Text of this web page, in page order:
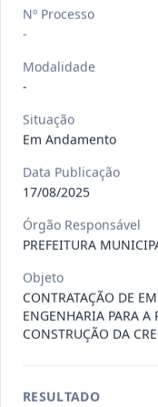
Data:13/07/2026
Pregão
Eletrônico
Situação:
Em
Data :13/07/2026
Pregão
Eletrônico
Situação:
Em
30/06/2026
Nº Processo
-
Modalidade
-
Situação
Em Andamento
Data Publicação
17/08/2025
Órgão Responsável
PREFEITURA
Objeto
CONTRATAÇÃO DE
ENGENHARIA PARA A
CONSTRUÇÃO DA
RESULTADO